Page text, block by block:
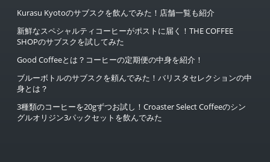
Kurasu Kyotoのサブスクを飲んでみた！店舗一覧も紹介
新鮮なスペシャルティコーヒーがポストに届く！THE COFFEE
SHOPのサブスクを試してみた
Good Coffeeとは？コーヒーの定期便の中身を紹介！
ブルーボトルのサブスクを頼んでみた！バリスタセレクションの中
身とは？
3種類のコーヒーを20gずつお試し！Croaster Select Coffeeのシン
グルオリジン3パックセットを飲んでみた